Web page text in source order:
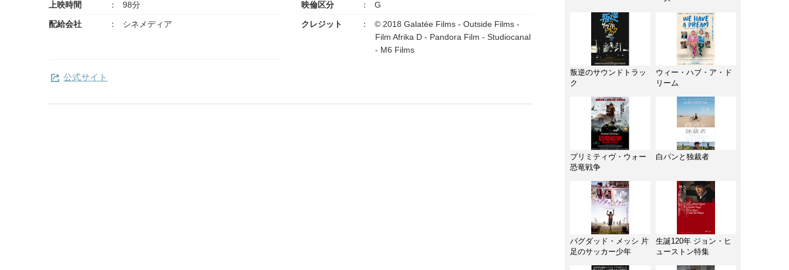
上映時間 98分 映倫区分 G
配給会社 シネメディア クレジット
© 2018 Galatée Films - Outside Films -
Film Afrika D - Pandora Film - Studiocanal
- M6 Films
公式サイト
叛逆のサウンドトラッ
ク
ウィー・ハブ・ア・ド
リーム
プリミティヴ・ウォー
恐竜戦争
白パンと独裁者
バグダッド・メッシ 片
足のサッカー少年
生誕120年 ジョン・ヒ
ューストン特集